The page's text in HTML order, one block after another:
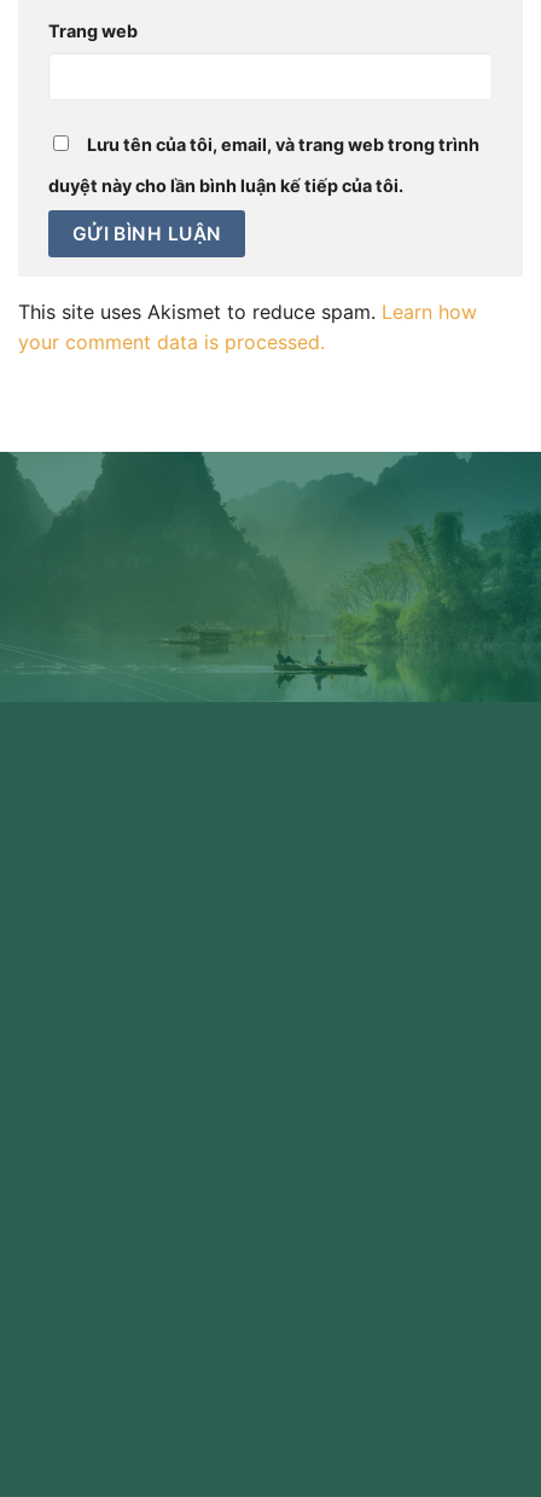
Trang web
Lưu tên của tôi, email, và trang web trong trình
duyệt này cho lần bình luận kế tiếp của tôi.
This site uses Akismet to reduce spam. Learn how
your comment data is processed.